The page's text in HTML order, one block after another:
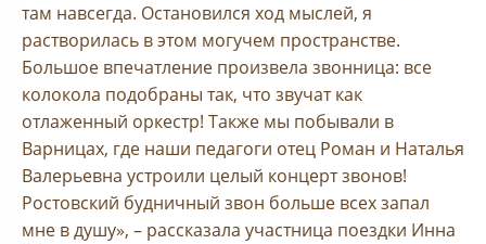
там навсегда. Остановился ход мыслей, я
растворилась в этом могучем пространстве.
Большое впечатление произвела звонница: все
колокола подобраны так, что звучат как
отлаженный оркестр! Также мы побывали в
Варницах, где наши педагоги отец Роман и Наталья
Валерьевна устроили целый концерт звонов!
Ростовский будничный звон больше всех запал
мне в душу», – рассказала участница поездки Инна